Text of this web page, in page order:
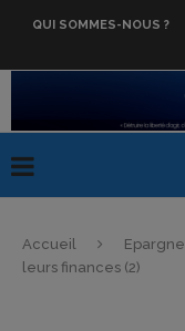
QUI SOMMES-NOUS ?
Accueil Epargne
leurs finances (2)